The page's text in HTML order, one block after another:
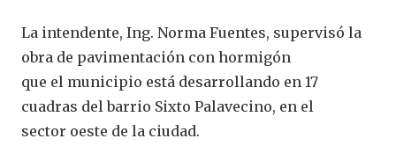
La intendente, Ing. Norma Fuentes, supervisó la
obra de pavimentación con hormigón
que el municipio está desarrollando en 17
cuadras del barrio Sixto Palavecino, en el
sector oeste de la ciudad.